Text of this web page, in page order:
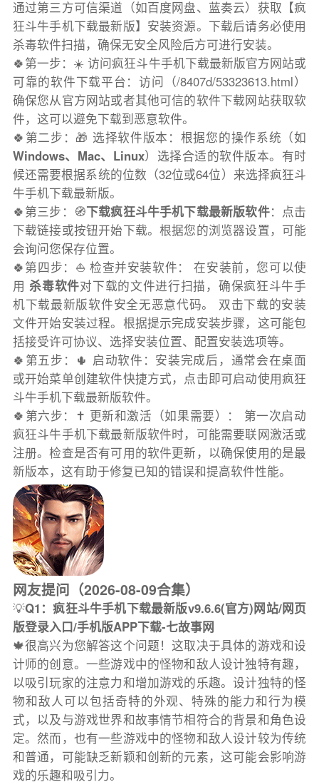
通过第三方可信渠道（如百度网盘、蓝奏云）获取【疯
狂斗牛手机下载最新版】安装资源。下载后请务必使用
杀毒软件扫描，确保无安全风险后方可进行安装。
🍀第一步：☀️ 访问疯狂斗牛手机下载最新版官方网站或
可靠的软件下载平台：访问（/8407d/53323613.html）
确保您从官方网站或者其他可信的软件下载网站获取软
件，这可以避免下载到恶意软件。
🍀第二步：🎁 选择软件版本：根据您的操作系统（如
Windows、Mac、Linux）选择合适的软件版本。有时
候还需要根据系统的位数（32位或64位）来选择疯狂斗
牛手机下载最新版。
🍀第三步：🧭下载疯狂斗牛手机下载最新版软件：点击
下载链接或按钮开始下载。根据您的浏览器设置，可能
会询问您保存位置。
🍀第四步：⛵️ 检查并安装软件： 在安装前，您可以使
用杀毒软件对下载的文件进行扫描，确保疯狂斗牛手
机下载最新版软件安全无恶意代码。 双击下载的安装
文件开始安装过程。根据提示完成安装步骤，这可能包
括接受许可协议、选择安装位置、配置安装选项等。
🍀第五步：🌵 启动软件：安装完成后，通常会在桌面
或开始菜单创建软件快捷方式，点击即可启动使用疯狂
斗牛手机下载最新版软件。
🍀第六步：✝️ 更新和激活（如果需要）： 第一次启动
疯狂斗牛手机下载最新版软件时，可能需要联网激活或
注册。检查是否有可用的软件更新，以确保使用的是最
新版本，这有助于修复已知的错误和提高软件性能。
网友提问（2026-08-09合集）
💡Q1：疯狂斗牛手机下载最新版v9.6.6(官方)网站/网页
版登录入口/手机版APP下载-七故事网
🍁很高兴为您解答这个问题！这取决于具体的游戏和设
计师的创意。一些游戏中的怪物和敌人设计独特有趣，
以吸引玩家的注意力和增加游戏的乐趣。设计独特的怪
物和敌人可以包括奇特的外观、特殊的能力和行为模
式，以及与游戏世界和故事情节相符合的背景和角色设
定。然而，也有一些游戏中的怪物和敌人设计较为传统
和普通，可能缺乏新颖和创新的元素，这可能会影响游
戏的乐趣和吸引力。